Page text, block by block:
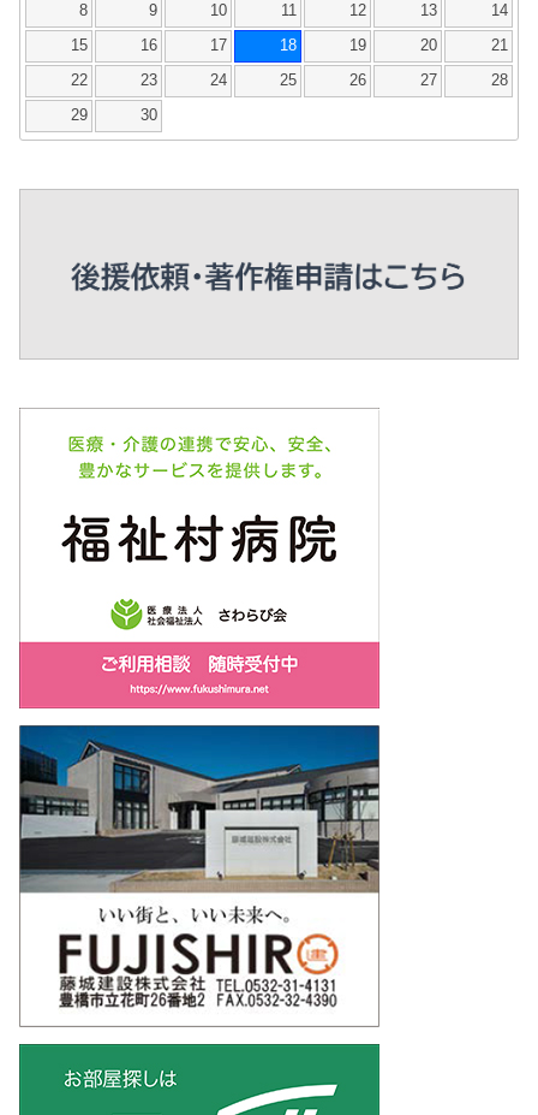
8 9 10 11 12 13 14
15 16 17 18 19 20 21
22 23 24 25 26 27 28
29 30